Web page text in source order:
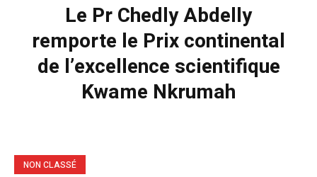
Le Pr Chedly Abdelly
remporte le Prix continental
de l’excellence scientifique
Kwame Nkrumah
NON CLASSÉ